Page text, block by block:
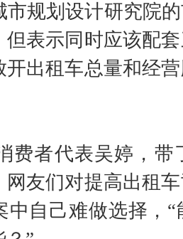
市规划设计研究院
但表示同时应该配
开出租车总量和经
费者代表吴婷，带
网友们对提高出租
自己难做选择， “